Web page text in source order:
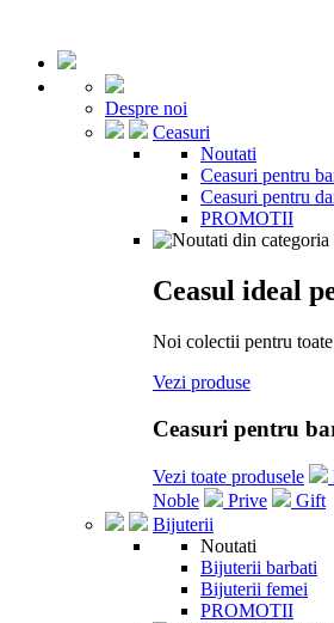
Despre noi
Ceasuri
Noutati
Ceasuri pentru
Ceasuri pentru
PROMOTII
Ceasul ideal
Noi colectii pentru
Vezi produse
Ceasuri pentru
Vezi toate produsele
Noble
Prive
Gift
Bijuterii
Noutati
Bijuterii barbati
Bijuterii femei
PROMOTII